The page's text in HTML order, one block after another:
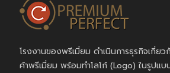
โรงงานของพรีเมี่ยม ดำเนินการธุรกิจเกี่ย
ค้าพรีเมี่ยม พร้อมทำโลโก้ (Logo) ในรูปแ